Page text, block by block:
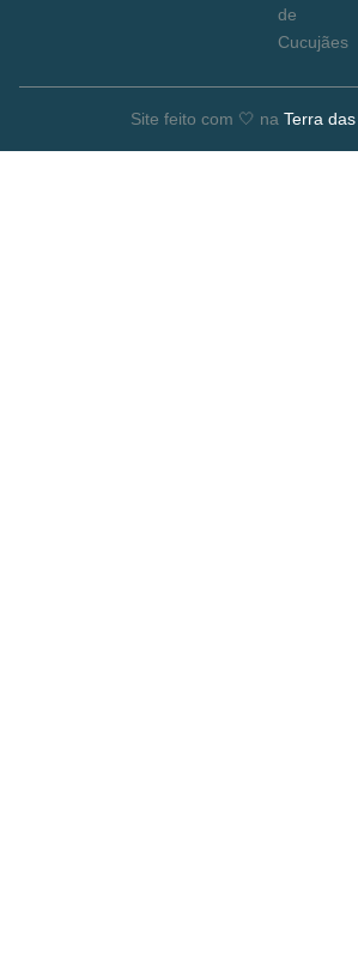
de
Cucujães
Site feito com 🤍 na Terra